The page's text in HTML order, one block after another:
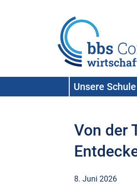
Hauptnavigation
Unsere Schule
Von der
8. Juni 2026